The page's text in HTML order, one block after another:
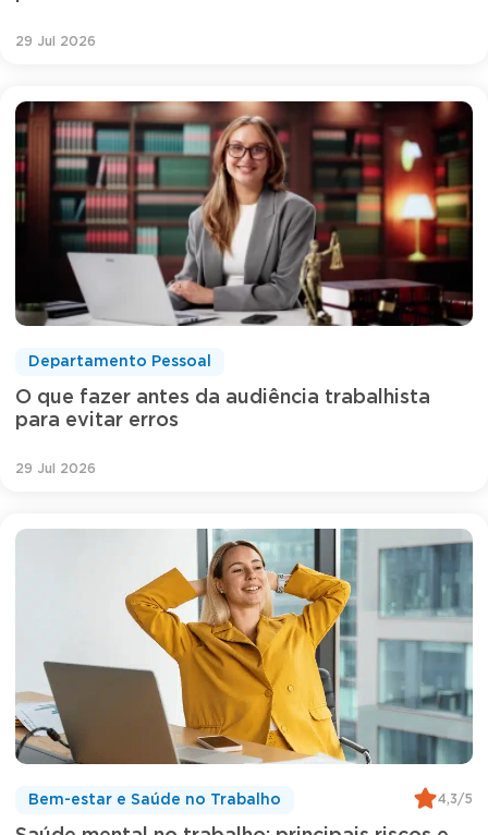
29 Jul 2026
O que fazer antes da audiência trabalhista
para evitar erros
Departamento Pessoal
29 Jul 2026
Bem-estar e Saúde no Trabalho 4,3/5